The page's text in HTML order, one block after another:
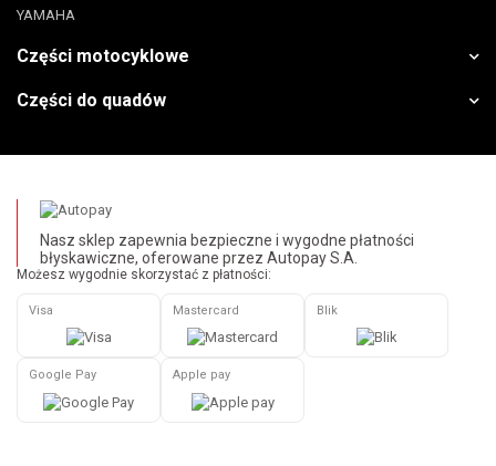
YAMAHA
Części motocyklowe
Części do quadów
Nasz sklep zapewnia bezpieczne i wygodne płatności
błyskawiczne, oferowane przez Autopay S.A.
Możesz wygodnie skorzystać z płatności:
Visa Mastercard Blik
Google Pay Apple pay